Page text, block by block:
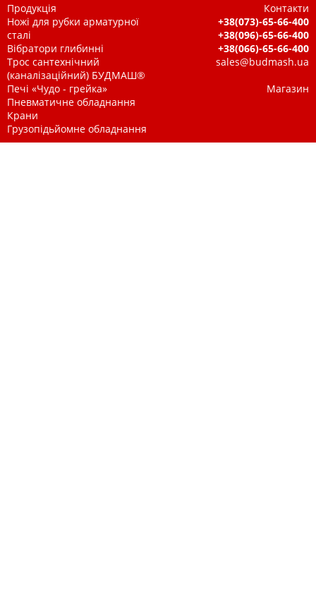
Продукція
Ножі для рубки арматурної
сталі
Вібратори глибинні
Трос сантехнічний
(каналізаційний) БУДМАШ®
Печі «Чудо - грейка»
Пневматичне обладнання
Крани
Грузопідьйомне обладнання
Контакти
+38(073)-65-66-400
+38(096)-65-66-400
+38(066)-65-66-400
sales@budmash.ua
Магазин